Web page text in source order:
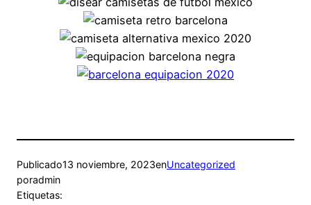
Publicado13 noviembre, 2023enUncategorized
poradmin
Etiquetas: